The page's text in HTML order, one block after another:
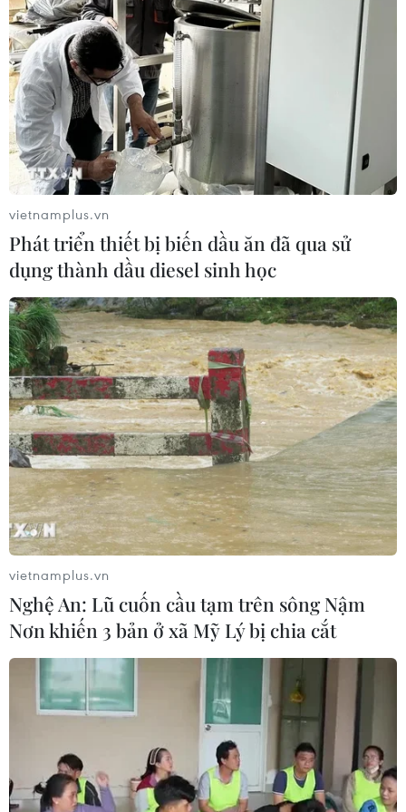
Công viên địa chất Trương
Dịch Đan Hà của Trung Quốc vào
mùa du lịch cao điểm
06/08/2026 04:13
Làng cổ tại Trung Quốc lung
linh trong lễ diễu hành đèn lồng cá
06/08/2026 04:11
Pháp mở các điểm tắm sông
phục vụ người dân trong mùa Hè
nắng nóng
06/08/2026 03:02
Thủ tướng Lê Minh Hưng
chủ trì họp Ban Chỉ đạo An ninh
mạng Quốc gia
06/08/2026 03:02
Thủ tướng Lê Minh Hưng
phát động hưởng ứng ngày An ninh
mạng Việt Nam
06/08/2026 02:39
Hà Tĩnh nguy cơ sạt lở trên
nhiều tuyến giao thông trước mùa
mưa bão
06/08/2026 02:23
vietnamplus.vn
Phát triển thiết bị biến dầu ăn đã qua sử
dụng thành dầu diesel sinh học
vietnamplus.vn
Nghệ An: Lũ cuốn cầu tạm trên sông Nậm
Nơn khiến 3 bản ở xã Mỹ Lý bị chia cắt